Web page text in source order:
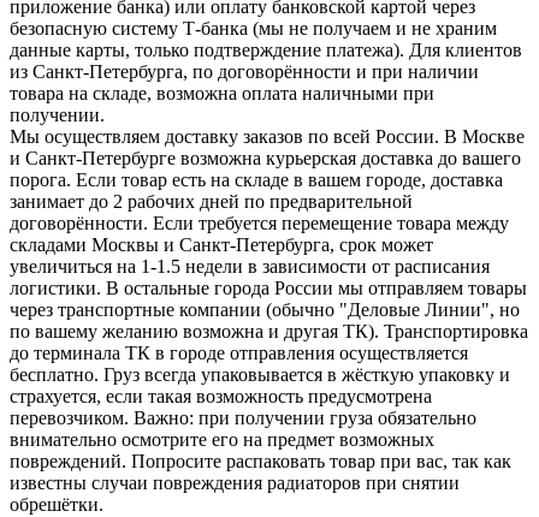
приложение банка) или оплату банковской картой через
безопасную систему Т-банка (мы не получаем и не храним
данные карты, только подтверждение платежа). Для клиентов
из Санкт-Петербурга, по договорённости и при наличии
товара на складе, возможна оплата наличными при
получении.
Мы осуществляем доставку заказов по всей России. В Москве
и Санкт-Петербурге возможна курьерская доставка до вашего
порога. Если товар есть на складе в вашем городе, доставка
занимает до 2 рабочих дней по предварительной
договорённости. Если требуется перемещение товара между
складами Москвы и Санкт-Петербурга, срок может
увеличиться на 1-1.5 недели в зависимости от расписания
логистики. В остальные города России мы отправляем товары
через транспортные компании (обычно "Деловые Линии", но
по вашему желанию возможна и другая ТК). Транспортировка
до терминала ТК в городе отправления осуществляется
бесплатно. Груз всегда упаковывается в жёсткую упаковку и
страхуется, если такая возможность предусмотрена
перевозчиком. Важно: при получении груза обязательно
внимательно осмотрите его на предмет возможных
повреждений. Попросите распаковать товар при вас, так как
известны случаи повреждения радиаторов при снятии
обрешётки.